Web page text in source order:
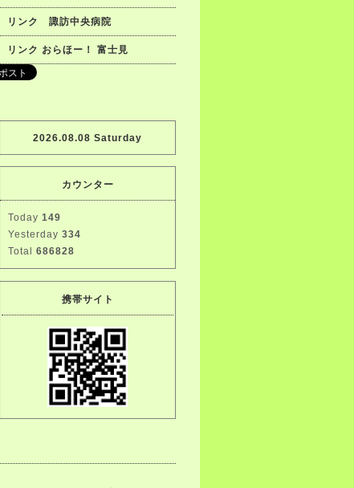
リンク 諏訪中央病院
リンク おらほー！ 富士見
2026.08.08 Saturday
カウンター
Today 149
Yesterday 334
Total 686828
携帯サイト